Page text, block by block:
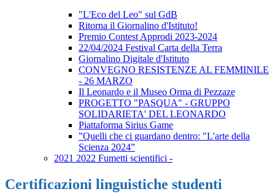
"L'Eco del Leo" sul GdB
Ritorna il Giornalino d'Istituto!
Premio Contest Approdi 2023-2024
22/04/2024 Festival Carta della Terra
Giornalino Digitale d'Istituto
CONVEGNO RESISTENZE AL FEMMINILE
- 26 MARZO
Il Leonardo e il Museo Orma di Pezzaze
PROGETTO "PASQUA" - GRUPPO
SOLIDARIETA' DEL LEONARDO
Piattaforma Sirius Game
”Quelli che ci guardano dentro: "L'arte della
Scienza 2024”
2021 2022 Fumetti scientifici -
Certificazioni linguistiche studenti